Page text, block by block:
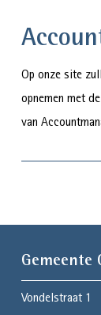
Op onze site
opnemen met
van
Gemeente
Vondelstraat 1